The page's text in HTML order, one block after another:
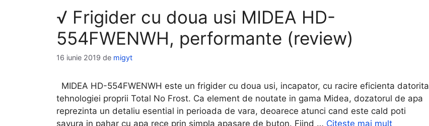
√ Frigider cu doua usi MIDEA HD-
554FWENWH, performante (review)
16 iunie 2019 de migyt
MIDEA HD-554FWENWH este un frigider cu doua usi, incapator, cu racire eficienta datorita
tehnologiei proprii Total No Frost. Ca element de noutate in gama Midea, dozatorul de apa
reprezinta un detaliu esential in perioada de vara, deoarece atunci cand este cald poti
savura in pahar cu apa rece prin simpla apasare de buton. Fiind … Citește mai mult